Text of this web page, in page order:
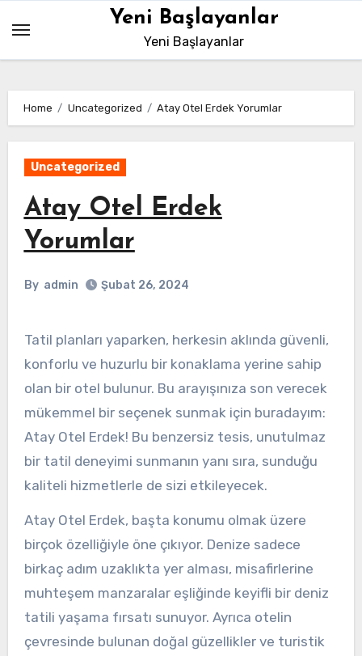
content
Yeni Başlayanlar
Yeni Başlayanlar
Home Uncategorized Atay Otel Erdek Yorumlar
Uncategorized
Atay Otel Erdek
Yorumlar
By admin Şubat 26, 2024
Tatil planları yaparken, herkesin aklında güvenli,
konforlu ve huzurlu bir konaklama yerine sahip
olan bir otel bulunur. Bu arayışınıza son verecek
mükemmel bir seçenek sunmak için buradayım:
Atay Otel Erdek! Bu benzersiz tesis, unutulmaz
bir tatil deneyimi sunmanın yanı sıra, sunduğu
kaliteli hizmetlerle de sizi etkileyecek.
Atay Otel Erdek, başta konumu olmak üzere
birçok özelliğiyle öne çıkıyor. Denize sadece
birkaç adım uzaklıkta yer alması, misafirlerine
muhteşem manzaralar eşliğinde keyifli bir deniz
tatili yaşama fırsatı sunuyor. Ayrıca otelin
çevresinde bulunan doğal güzellikler ve turistik